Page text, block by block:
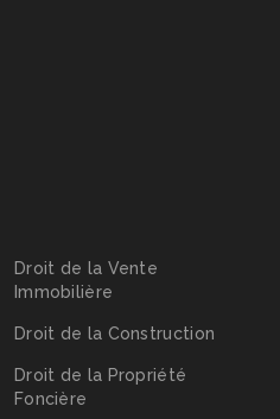
Droit de la Vente
Immobilière
Droit de la Construction
Droit de la Propriété
Foncière